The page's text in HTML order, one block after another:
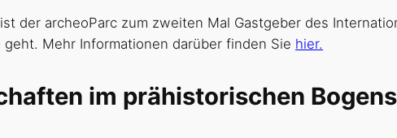
der archeoParc zum zweiten Mal Gastgeber des
Mehr Informationen darüber finden Sie hier.
im prähistorischen